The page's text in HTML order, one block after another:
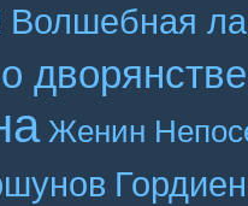
Волшебная
дворянстве
Женин